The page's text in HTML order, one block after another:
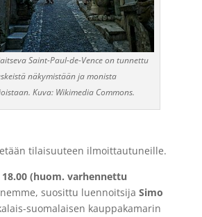
Saint-Paul-de-Vence on tunnettu
näkymistään ja monista
Kuva: Wikimedia Commons.
tilaisuuteen ilmoittautuneille.
18.00 (huom. varhennettu
suosittu luennoitsija Simo
suomalaisen kauppakamarin